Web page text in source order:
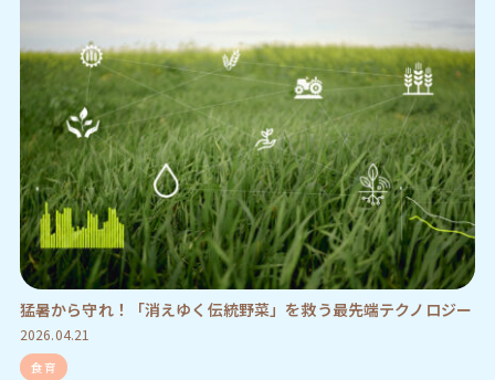
猛暑から守れ！「消えゆく伝統野菜」を救う最先端テクノロジー
2026.04.21
食育